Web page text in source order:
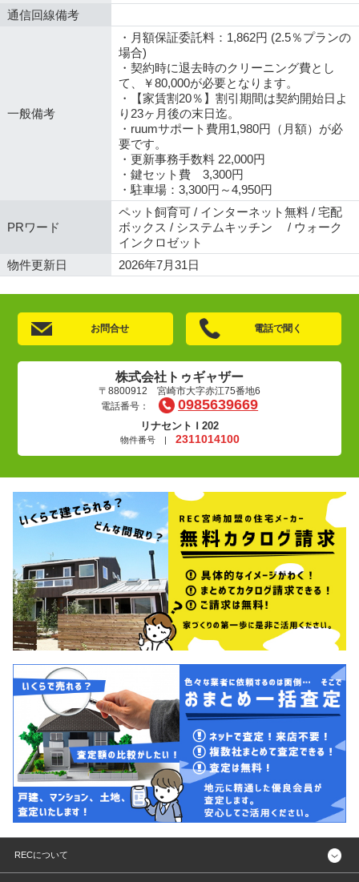
通信回線備考
一般備考
・月額保証委託料：1,862円 (2.5％プランの
場合)
・契約時に退去時のクリーニング費とし
て、￥80,000が必要となります。
・【家賃割20％】割引期間は契約開始日よ
り23ヶ月後の末日迄。
・ruumサポート費用1,980円（月額）が必
要です。
・更新事務手数料 22,000円
・鍵セット費 3,300円
・駐車場：3,300円～4,950円
PRワード
ペット飼育可 / インターネット無料 / 宅配
ボックス / システムキッチン / ウォーク
インクロゼット
物件更新日
2026年7月31日
お問合せ 電話で聞く
株式会社トゥギャザー
〒8800912 宮崎市大字赤江75番地6
電話番号：
0985639669
リナセント Ⅰ 202
物件番号 | 2311014100
RECについて